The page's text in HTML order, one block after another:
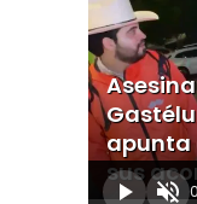
apunta
sus